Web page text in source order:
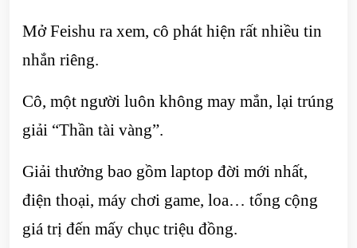
Mở Feishu ra xem, cô phát hiện rất nhiều tin
nhắn riêng.
Cô, một người luôn không may mắn, lại trúng
giải “Thần tài vàng”.
Giải thưởng bao gồm laptop đời mới nhất,
điện thoại, máy chơi game, loa… tổng cộng
giá trị đến mấy chục triệu đồng.